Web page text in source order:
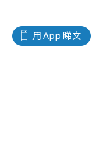
用 App 睇文